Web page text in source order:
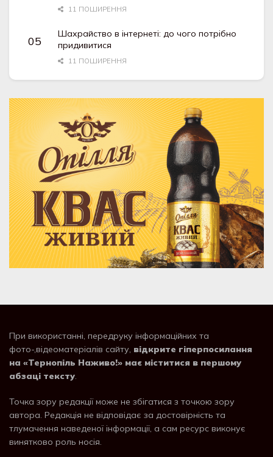
11 ПОШИРЕННЯ
Шахрайство в інтернеті: до чого потрібно
придивитися
11 ПОШИРЕННЯ
При використанні, передруку інформаційних та
фото-,відеоматеріалів сайту, відкрите гіперпосилання
на «Тернопіль Наживо!» має міститися в першому
абзаці тексту.
Точка зору редакції може не збігатися з точкою зору
автора. Редакція не відповідає за достовірність та
тлумачення наведеної інформації, а сам ресурс виконує
винятково роль носія.